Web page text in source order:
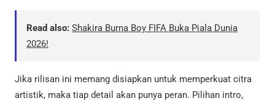
Read also: Shakira Burna Boy FIFA Buka Piala Dunia
2026!
Jika rilisan ini memang disiapkan untuk memperkuat citra
artistik, maka tiap detail akan punya peran. Pilihan intro,